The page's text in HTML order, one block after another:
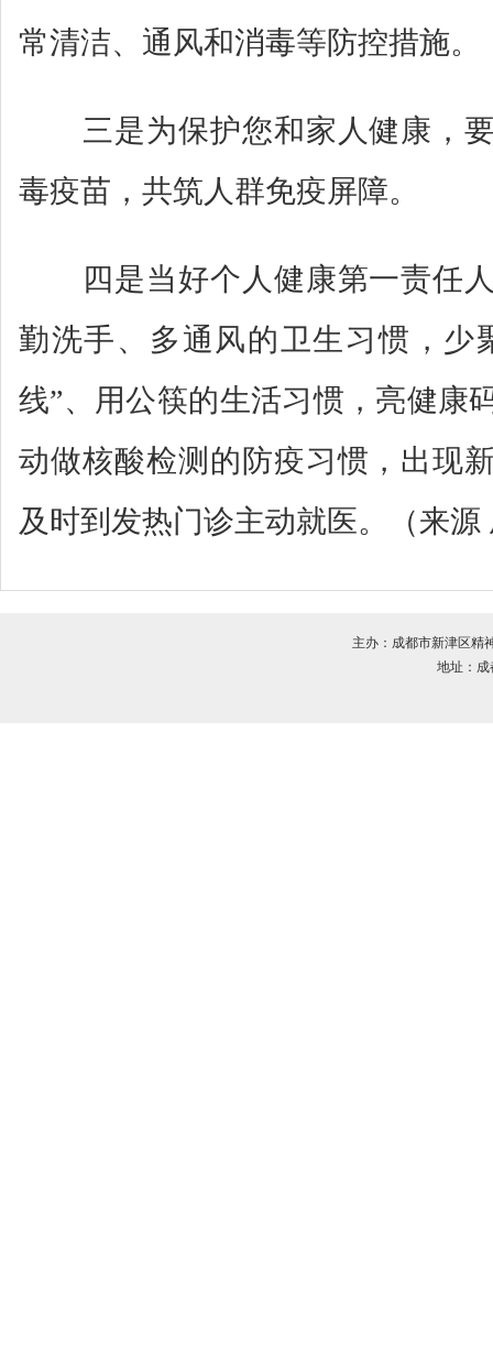
常清洁、通风和消毒等防控措施。
三是为保护您和家人健康，要
毒疫苗，共筑人群免疫屏障。
四是当好个人健康第一责任人
勤洗手、多通风的卫生习惯，少
线”、用公筷的生活习惯，亮健康
动做核酸检测的防疫习惯，出现
及时到发热门诊主动就医。（来源
主办：成都市新津区
地址：成